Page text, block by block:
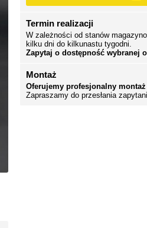
Termin realizacji
W zależności od stanów
kilku dni do kilkunastu tygodni.
Zapytaj o dostępność wybranej
Montaż
Oferujemy profesjonalny
Zapraszamy do przesłania